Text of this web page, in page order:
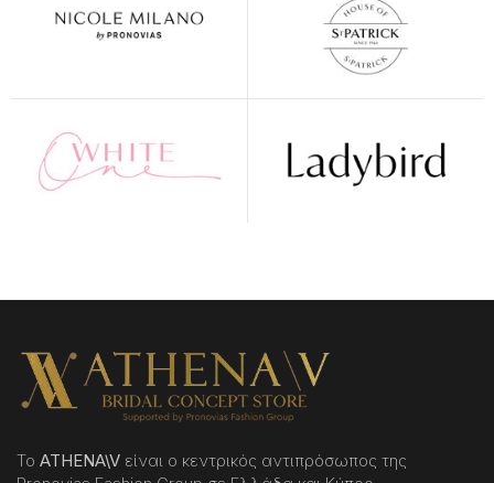
Το ATHENA\V είναι ο κεντρικός αντιπρόσωπος της